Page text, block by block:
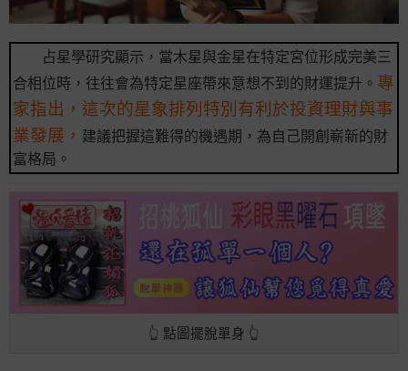
占星學研究顯示，當木星與金星在特定宮位形成完美三
合相位時，往往會為特定星座帶來意想不到的財運提升。 專
家指出，這次的星象排列特別有利於投資理財與事
業發展， 建議把握這難得的機遇期，為自己開創嶄新的財
富格局。
👆 點圖擺脫單身 👆